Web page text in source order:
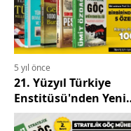
5 yıl önce
21. Yüzyıl Türkiye
Enstitüsü'nden Yeni
Kitap Kampanyası